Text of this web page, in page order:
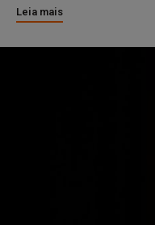
Leia mais